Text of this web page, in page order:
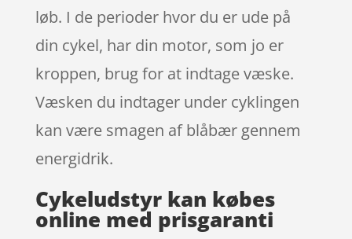
løb. I de perioder hvor du er ude på
din cykel, har din motor, som jo er
kroppen, brug for at indtage væske.
Væsken du indtager under cyklingen
kan være smagen af blåbær gennem
energidrik.
Cykeludstyr kan købes
online med prisgaranti